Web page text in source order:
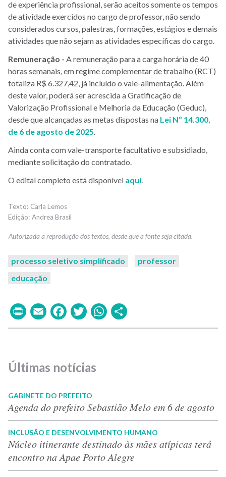
de experiência profissional, serão aceitos somente os tempos
de atividade exercidos no cargo de professor, não sendo
considerados cursos, palestras, formações, estágios e demais
atividades que não sejam as atividades específicas do cargo.
Remuneração - A remuneração para a carga horária de 40
horas semanais, em regime complementar de trabalho (RCT)
totaliza R$ 6.327,42, já incluído o vale-alimentação. Além
deste valor, poderá ser acrescida a Gratificação de
Valorização Profissional e Melhoria da Educação (Geduc),
desde que alcançadas as metas dispostas na Lei Nº 14.300,
de 6 de agosto de 2025
Ainda conta com vale-transporte facultativo e subsidiado,
mediante solicitação do contratado.
O edital completo está disponível aqui
Carla Lemos
Andrea Brasil
processo seletivo simplificado
professor
educação
PrintEmailFacebook
TwitterWhatsApp
Últimas notícias
GABINETE DO PREFEITO
Agenda do prefeito Sebastião Melo em 6 de agosto
INCLUSÃO E DESENVOLVIMENTO HUMANO
Núcleo itinerante destinado às mães atípicas terá
encontro na Apae Porto Alegre